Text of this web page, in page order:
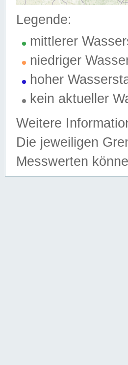
Legende:
mittlerer
niedriger
hoher
kein aktueller
Weitere
Die jeweiligen
Messwerten